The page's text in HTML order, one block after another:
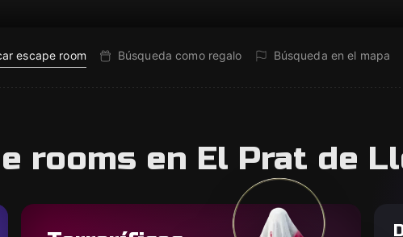
escape room Búsqueda como regalo Búsqueda en el mapa
rooms en El Prat de